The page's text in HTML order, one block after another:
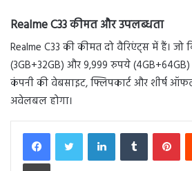
Realme C33 कीमत और उपलब्धता
Realme C33 की कीमत दो वैरिएंट्स में हैं। जो
(3GB+32GB) और 9,999 रुपये
कंपनी की वेबसाइट, फ्लिपकार्ट और शीर्ष
अवेलबल होगा।
LinkedInTumblr
Print